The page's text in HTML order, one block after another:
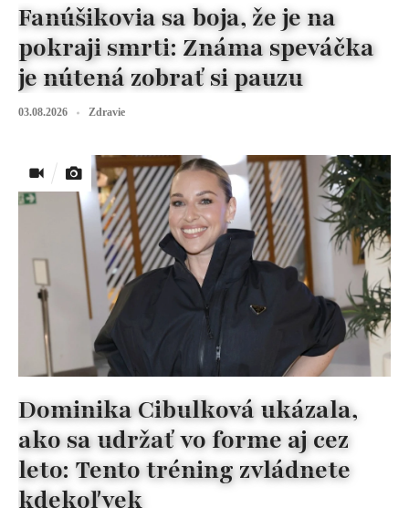
Fanúšikovia sa boja, že je na
pokraji smrti: Známa speváčka
je nútená zobrať si pauzu
03.08.2026 Zdravie
Dominika Cibulková ukázala,
ako sa udržať vo forme aj cez
leto: Tento tréning zvládnete
kdekoľvek